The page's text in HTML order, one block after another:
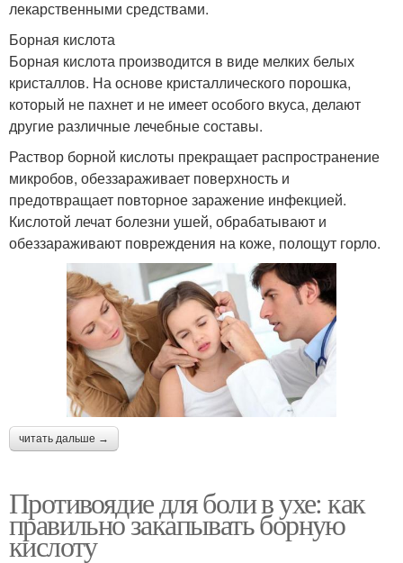
лекарственными средствами.
Борная кислота
Борная кислота производится в виде мелких белых
кристаллов. На основе кристаллического порошка,
который не пахнет и не имеет особого вкуса, делают
другие различные лечебные составы.
Раствор борной кислоты прекращает распространение
микробов, обеззараживает поверхность и
предотвращает повторное заражение инфекцией.
Кислотой лечат болезни ушей, обрабатывают и
обеззараживают повреждения на коже, полощут горло.
читать дальше →
Противоядие для боли в ухе: как
правильно закапывать борную
кислоту